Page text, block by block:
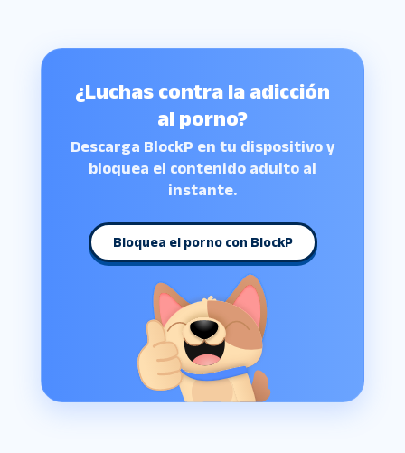
¿Luchas contra la adicción
al porno?
Descarga BlockP en tu dispositivo y
bloquea el contenido adulto al
instante.
Bloquea el porno con BlockP